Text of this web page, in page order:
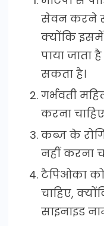
सेवन करने से
क्योंकि इसमें
पाया जाता
सकता है।
गर्भवती
करना
कब्ज के
नहीं करना
टैपिओका को
चाहिए,
साइनाइड